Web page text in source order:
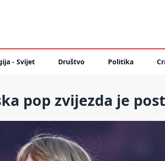
- Svijet Društvo Politika
pop zvijezda je